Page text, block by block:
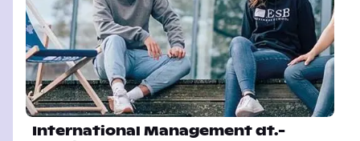
International Management dt.-